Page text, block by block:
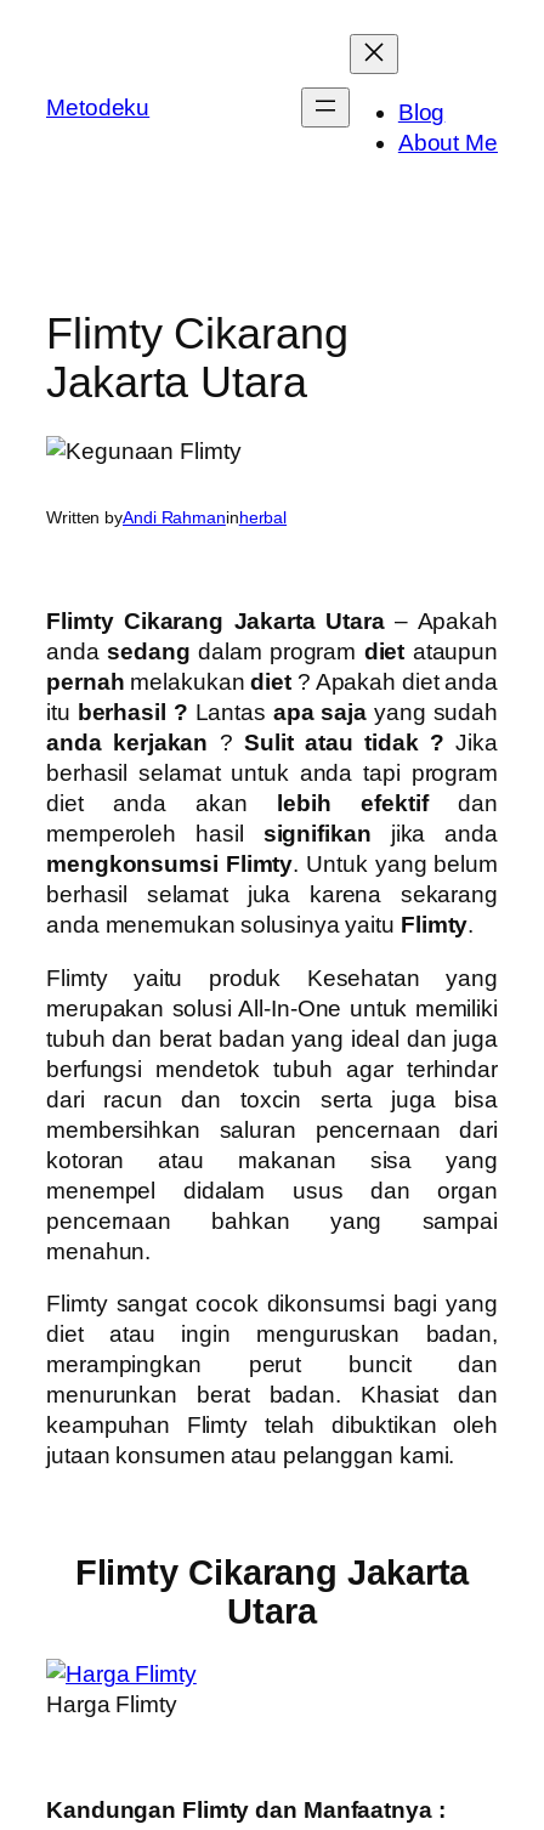
Metodeku
Blog
About Me
Flimty Cikarang
Jakarta Utara
Written byAndi Rahmaninherbal
Flimty Cikarang Jakarta Utara– Apakah
andasedang dalam program diet ataupun
pernah melakukandiet ? Apakah diet anda
itu berhasil ? Lantas apa saja yang sudah
anda kerjakan ?Sulit atau tidak ?Jika
berhasil selamat untuk anda tapi program
diet anda akan
lebih efektifdan
memperoleh hasil
signifikan jika anda
mengkonsumsi Flimty. Untuk yang belum
berhasil selamat juka karena sekarang
anda menemukan solusinya yaitu Flimty.
Flimty yaitu produk Kesehatan yang
merupakan solusi All-In-One untuk memiliki
tubuh dan berat badan yang ideal dan juga
berfungsi mendetok tubuh agar terhindar
dari racun dan toxcin serta juga bisa
membersihkan saluran pencernaan dari
kotoran atau makanan sisa yang
menempel didalam usus dan organ
pencernaan bahkan yang sampai
menahun.
Flimty sangat cocok dikonsumsi bagi yang
diet atau ingin menguruskan badan,
merampingkan perut buncit dan
menurunkan berat badan. Khasiat dan
keampuhan Flimty telah dibuktikan oleh
jutaan konsumen atau pelanggan kami.
Flimty Cikarang Jakarta
Utara
Harga Flimty
Kandungan Flimty dan Manfaatnya :